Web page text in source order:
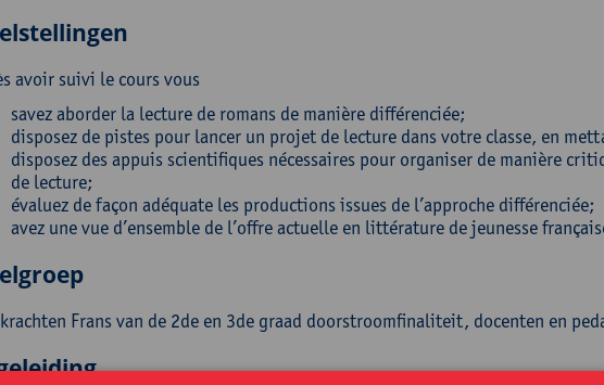
avoir suivi le cours vous
savez aborder la lecture de romans de manière différenciée;
disposez de pistes pour lancer un projet de lecture dans votre classe, en
disposez des appuis scientifiques nécessaires pour organiser de manière
de lecture;
évaluez de façon adéquate les productions issues de l’approche différenciée;
avez une vue d’ensemble de l’offre actuelle en littérature de jeunesse
Frans van de 2de en 3de graad doorstroomfinaliteit, docenten en